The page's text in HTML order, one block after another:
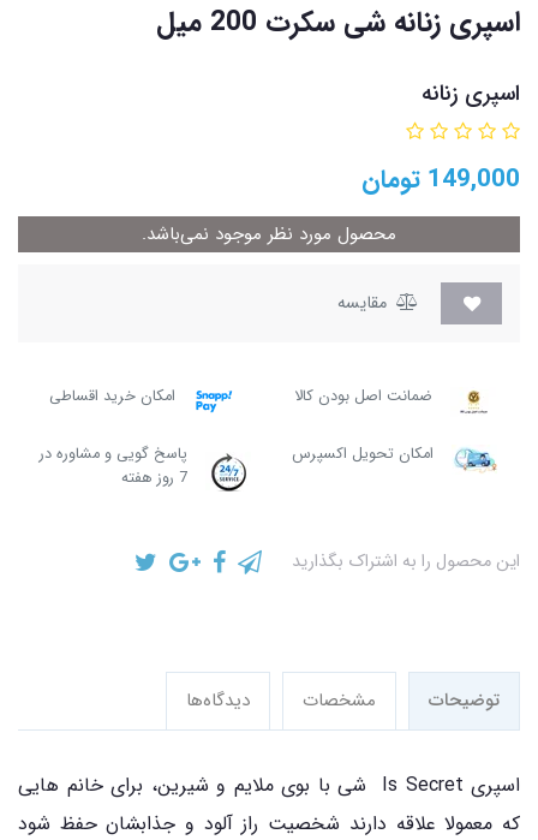
اسپری زنانه شی سکرت 200 میل
اسپری زنانه
149,000 تومان
محصول مورد نظر موجود نمی‌باشد.
مقایسه
ضمانت اصل بودن کالا امکان خرید اقساطی
امکان تحویل اکسپرس
پاسخ گویی و مشاوره در
7 روز هفته
این محصول را به اشتراک بگذارید
توضیحات مشخصات دیدگاه‌ها
اسپری Is Secret شی با بوی ملایم و شیرین، برای خانم هایی
که معمولا علاقه دارند شخصیت راز آلود و جذابشان حفظ شود